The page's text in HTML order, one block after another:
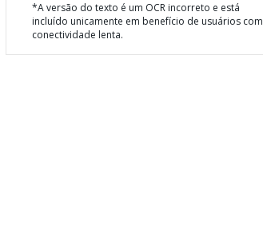
*A versão do texto é um OCR incorreto e está
incluído unicamente em benefício de usuários com
conectividade lenta.